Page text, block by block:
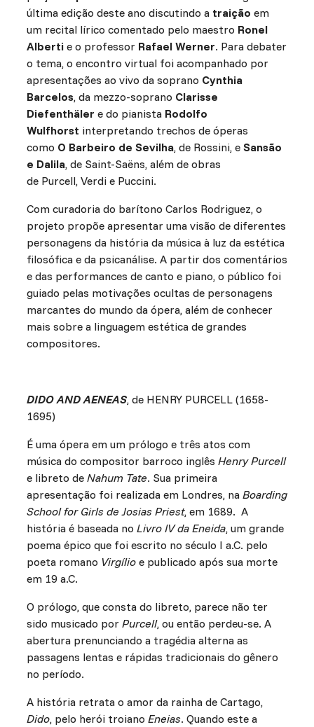
última edição deste ano discutindo a traição em
um recital lírico comentado pelo maestro Ronel
Albertie o professor Rafael Werner. Para debater
o tema, o encontro virtual foi acompanhado por
apresentações ao vivo da soprano Cynthia
Barcelos, da mezzo-soprano Clarisse
Diefenthäler e do pianista Rodolfo
Wulfhorst interpretando trechos de óperas
como O Barbeiro de Sevilha, de Rossini, e Sansão
e Dalila, de Saint-Saëns, além de obras
de Purcell, Verdi e Puccini.
Com curadoria do barítono Carlos Rodriguez, o
projeto propõe apresentar uma visão de diferentes
personagens da história da música à luz da estética
filosófica e da psicanálise. A partir dos comentários
e das performances de canto e piano, o público foi
guiado pelas motivações ocultas de personagens
marcantes do mundo da ópera, além de conhecer
mais sobre a linguagem estética de grandes
compositores.
DIDO AND AENEAS, de HENRY PURCELL (1658-
1695)
É uma ópera em um prólogo e três atos com
música do compositor barroco inglês Henry Purcell
e libreto de Nahum Tate. Sua primeira
apresentação foi realizada em Londres, na Boarding
School for Girls de Josias Priest, em 1689. A
história é baseada no Livro IV da Eneida, um grande
poema épico que foi escrito no século I a.C. pelo
poeta romano Virgílioe publicado após sua morte
em 19 a.C.
O prólogo, que consta do libreto, parece não ter
sido musicado por Purcell, ou então perdeu-se. A
abertura prenunciando a tragédia alterna as
passagens lentas e rápidas tradicionais do gênero
no período.
A história retrata o amor da rainha de Cartago,
Dido, pelo herói troiano Eneias. Quando este a